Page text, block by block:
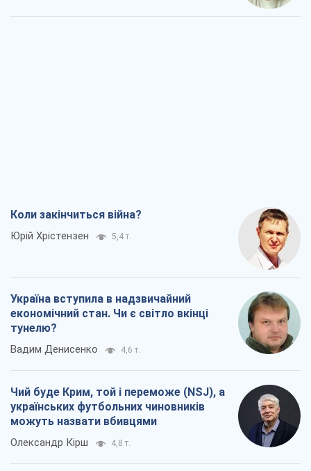
Коли закінчиться війна?
Юрій Хрістензен 5,4 т.
Україна вступила в надзвичайний
економічний стан. Чи є світло вкінці
тунелю?
Вадим Денисенко 4,6 т.
Чий буде Крим, той і переможе (NSJ), а
українських футбольних чиновників
можуть назвати вбивцями
Олександр Кірш 4,8 т.